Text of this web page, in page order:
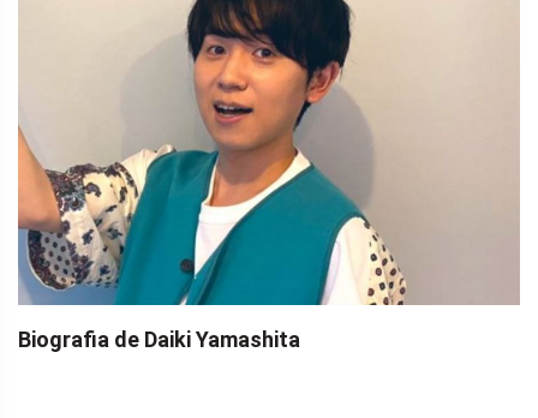
Biografia de Daiki Yamashita